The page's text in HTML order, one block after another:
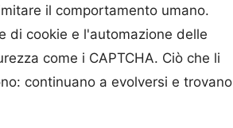
il comportamento umano.
di cookie e l'automazione delle
come i CAPTCHA. Ciò che li
continuano a evolversi e trovano